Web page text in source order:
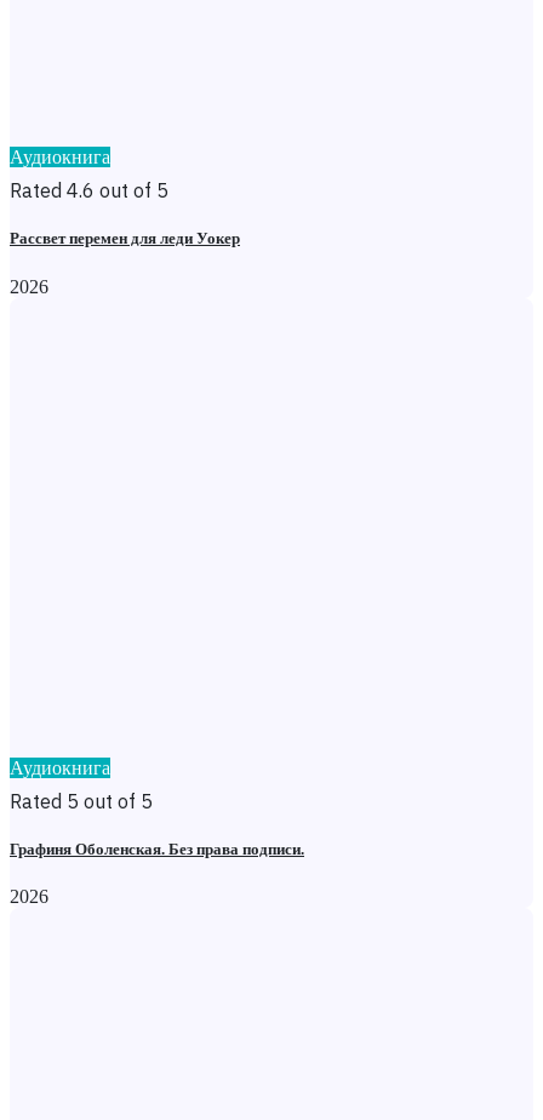
Аудиокнига
Rated 4.6 out of 5
Рассвет перемен для леди Уокер
2026
Аудиокнига
Rated 5 out of 5
Графиня Оболенская. Без права подписи.
2026